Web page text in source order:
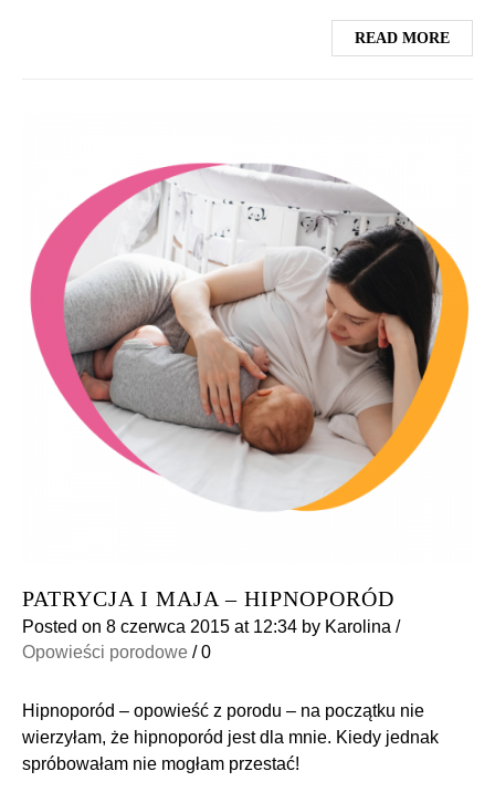
READ MORE
PATRYCJA I MAJA – HIPNOPORÓD
Posted on 8 czerwca 2015 at 12:34 by Karolina /
Opowieści porodowe /0
Hipnoporód – opowieść z porodu – na początku nie
wierzyłam, że hipnoporód jest dla mnie. Kiedy jednak
spróbowałam nie mogłam przestać!